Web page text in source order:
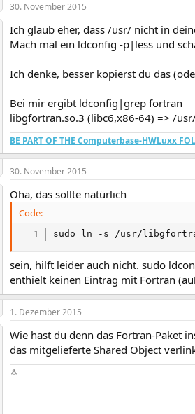
30. November 2015
Ich glaub eher, dass /usr/ nicht in
Mach mal ein ldconfig -p|less und
Ich denke, besser kopierst du das
Bei mir ergibt ldconfig|grep fortran
libgfortran.so.3 (libc6,x86-64) => /
BE PART OF THE Computerbase-HWLuxx
30. November 2015
Oha, das sollte natürlich
Code:
sudo ln -s /usr/
sein, hilft leider auch nicht. sudo
enthielt keinen Eintrag mit Fortran
1. Dezember 2015
Wie hast du denn das Fortran-Paket
das mitgelieferte Shared Object
🐧